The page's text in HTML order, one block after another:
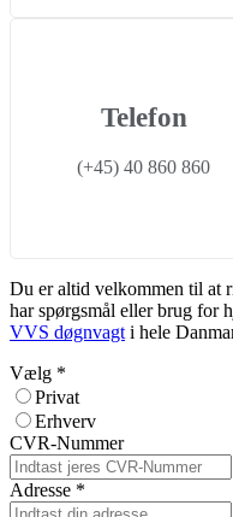
Telefon
(+45) 40 860 860
Du er altid velkommen til at
har spørgsmål eller brug for
VVS døgnvagt i hele
Vælg *
Privat
Erhverv
CVR-Nummer
Adresse *